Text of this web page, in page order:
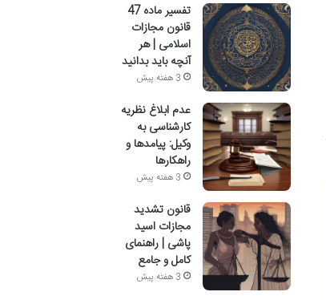
تفسیر ماده 47
قانون مجازات
اسلامی | هر
آنچه باید بدانید
3 هفته پیش
عدم ابلاغ نظریه
کارشناسی به
وکیل: پیامدها و
راهکارها
3 هفته پیش
قانون تشدید
مجازات اسید
پاشی | راهنمای
کامل و جامع
3 هفته پیش